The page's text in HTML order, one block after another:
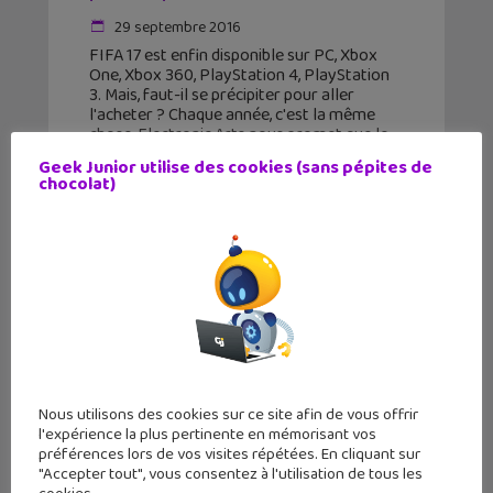
29 septembre 2016
FIFA 17 est enfin disponible sur PC, Xbox
One, Xbox 360, PlayStation 4, PlayStation
3. Mais, faut-il se précipiter pour aller
l'acheter ? Chaque année, c'est la même
chose, Electronic Arts nous promet que le
nouveau
Geek Junior utilise des cookies (sans pépites de
chocolat)
Nous utilisons des cookies sur ce site afin de vous offrir
l'expérience la plus pertinente en mémorisant vos
préférences lors de vos visites répétées. En cliquant sur
"Accepter tout", vous consentez à l'utilisation de tous les